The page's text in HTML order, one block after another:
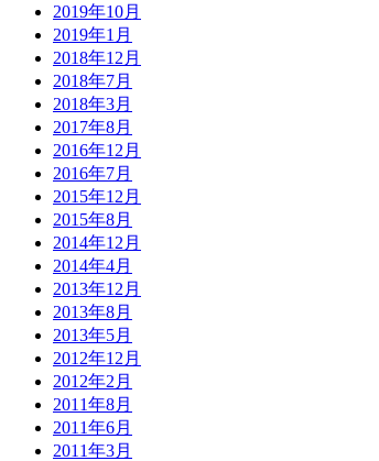
2019年10月
2019年1月
2018年12月
2018年7月
2018年3月
2017年8月
2016年12月
2016年7月
2015年12月
2015年8月
2014年12月
2014年4月
2013年12月
2013年8月
2013年5月
2012年12月
2012年2月
2011年8月
2011年6月
2011年3月